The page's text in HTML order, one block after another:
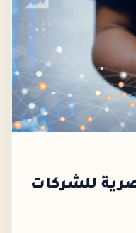
للشركات